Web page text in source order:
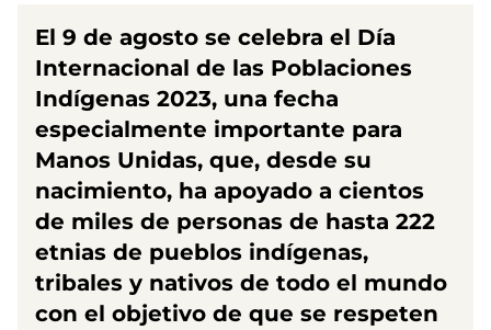
El 9 de agosto se celebra el Día
Internacional de las Poblaciones
Indígenas 2023, una fecha
especialmente importante para
Manos Unidas, que, desde su
nacimiento, ha apoyado a cientos
de miles de personas de hasta 222
etnias de pueblos indígenas,
tribales y nativos de todo el mundo
con el objetivo de que se respeten